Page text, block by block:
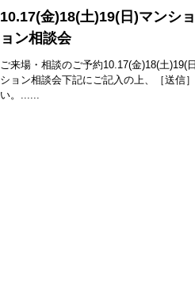
10.17(金)18(土)19(日)マンシ
ョン相談会
ご来場・相談のご予約10.17(金)18(土)19(
ション相談会下記にご記入の上、［送信
い。......